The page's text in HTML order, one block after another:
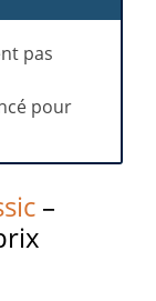
pas
pour
–